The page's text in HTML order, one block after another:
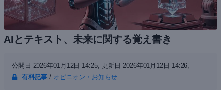
AIとテキスト、未来に関する覚え書き
公開日 2026年01月12日 14:25, 更新日 2026年01月12日 14:26,
有料記事 / オピニオン・お知らせ